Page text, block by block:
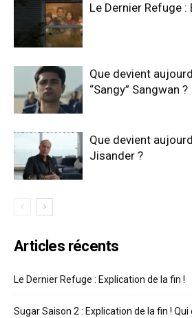
Le Dernier Refuge
Que devient
“Sangy” Sangwan ?
Que devient
Jisander ?
Articles récents
Le Dernier Refuge : Explication de la fin !
Sugar Saison 2 : Explication de la fin !